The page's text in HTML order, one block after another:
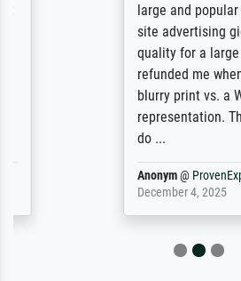
large and popular American
site advertising giclee print
quality for a large print was
refunded me when I sent
blurry print vs. a Wikipedia
representation. They stated
ProvenExpert
December 4, 2025